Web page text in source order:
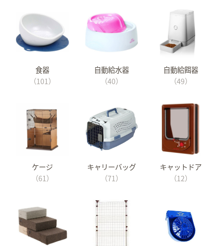
食器
（101）
自動給水器
（40）
自動給餌器
（49）
ケージ
（61）
キャリーバッグ
（71）
キャットドア
（12）